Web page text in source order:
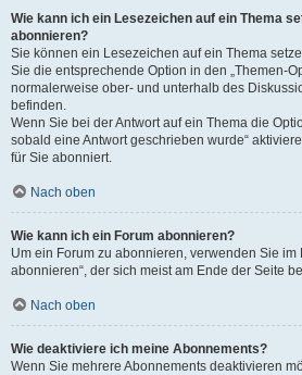
Wie kann ich ein Lesezeichen auf ein Thema
abonnieren?
Sie können ein Lesezeichen auf ein Thema
Sie die entsprechende Option in den „Themen-
normalerweise ober- und unterhalb des
befinden.
Wenn Sie bei der Antwort auf ein Thema die
sobald eine Antwort geschrieben wurde“
für Sie abonniert.
Nach oben
Wie kann ich ein Forum abonnieren?
Um ein Forum zu abonnieren, verwenden Sie im
abonnieren“, der sich meist am Ende der Seite
Nach oben
Wie deaktiviere ich meine Abonnements?
Wenn Sie mehrere Abonnements deaktivieren